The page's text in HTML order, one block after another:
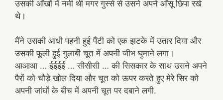
उसकी आँखों में नमी थी मगर गुस्से से उसने अपने आँसू छिपा रखे
थे।
मैंने उसकी आधी पहनी हुई पैंटी को एक झटके में उतार दिया और
उसकी फूली हुई गुलाबी चूत में अपनी जीभ घुमाने लगा।
आआआ … ईईईई … सीसीसी … की सिसकार के साथ उसने अपने
पैरों को चौड़े खोल दिया और चूत को ऊपर करते हुए मेरे सिर को
अपनी जांघों के बीच में अपनी चूत पर दबाने लगी.